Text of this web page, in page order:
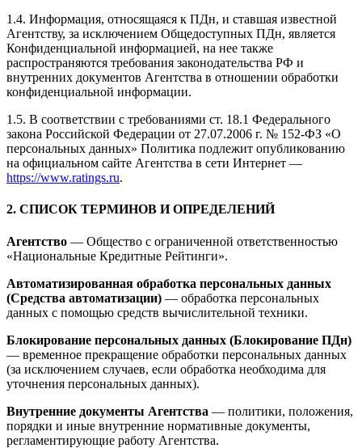
1.4. Информация, относящаяся к ПДн, и ставшая известной
Агентству, за исключением Общедоступных ПДн, является
Конфиденциальной информацией, на нее также
распространяются требования законодательства РФ и
внутренних документов Агентства в отношении обработки
конфиденциальной информации.
1.5. В соответствии с требованиями ст. 18.1 Федерального
закона Российской Федерации от 27.07.2006 г. № 152-ФЗ «О
персональных данных» Политика подлежит опубликованию
на официальном сайте Агентства в сети Интернет —
https://www.ratings.ru.
2. СПИСОК ТЕРМИНОВ И ОПРЕДЕЛЕНИЙ
Агентство — Общество с ограниченной ответственностью
«Национальные Кредитные Рейтинги».
Автоматизированная обработка персональных данных
(Средства автоматизации) — обработка персональных
данных с помощью средств вычислительной техники.
Блокирование персональных данных (Блокирование ПДн)
— временное прекращение обработки персональных данных
(за исключением случаев, если обработка необходима для
уточнения персональных данных).
Внутренние документы Агентства — политики, положения,
порядки и иные внутренние нормативные документы,
регламентирующие работу Агентства.